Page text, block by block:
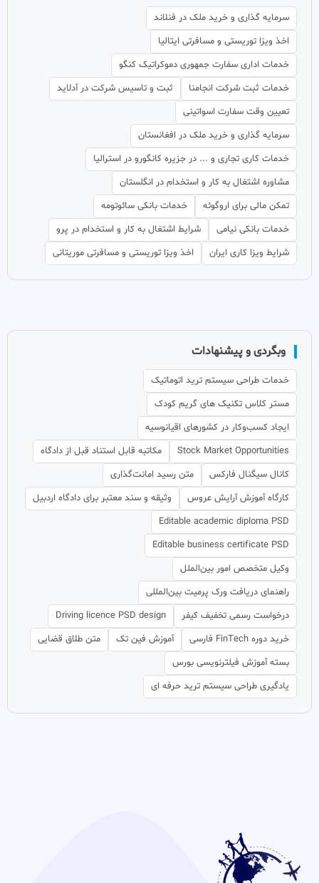
سرمایه گذاری و خرید ملک در فنلاند
اخذ ویزا توریستی و مسافرتی ایتالیا
خدمات اداری سفارت جمهوری دموکراتیک کنگو
خدمات ثبت شرکت انجامنا
ثبت و تاسیس شرکت در آدلاید
تعیین وقت سفارت اسواتینی
سرمایه گذاری و خرید ملک در افغانستان
خدمات کاری تجاری و ... در جزیره کانگورو در استرالیا
مشاوره اشتغال به کار و استخدام در انگلستان
تمکن مالی برای اروگوئه
خدمات بانکی سائوتومه
خدمات بانکی نیامی
شرایط اشتغال به کار و استخدام در پرو
شرایط ویزا کاری ایران
اخذ ویزا توریستی و مسافرتی موریتانی
وبگردی و پیشنهادات
خدمات طراحی سیستم ترید اتوماتیک
مستر کلاس تکنیک های گریم کودک
ایجاد کسب‌وکار در کشورهای اقیانوسیه
Stock Market Opportunities
مکاتبه قابل استناد قبل از دادگاه
کانال سیگنال فارکس
متن رسید امانت‌گذاری
کارگاه آموزش آرایش عروس
وثیقه و سند معتبر برای دادگاه اردبیل
Editable academic diploma PSD
Editable business certificate PSD
وکیل متخصص امور بین‌الملل
راهنمای دریافت ورک پرمیت بین‌المللی
درخواست رسمی تخفیف کیفر
Driving licence PSD design
خرید دوره FinTech فارسی
آموزش فین تک
متن طلاق قضایی
بسته آموزش فیلترنویسی بورس
یادگیری طراحی سیستم ترید حرفه ای